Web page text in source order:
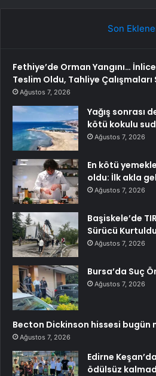
Son
Fethiye’de Orman Yangını…
Teslim Oldu, Tahliye Çalışmaları
Ağustos 7, 2026
Yağış sonrası
kötü kokulu
Ağustos 7, 2026
En kötü
oldu: İlk akla
Ağustos 7, 2026
Başiskele’de
Sürücü Kurtuldu
Ağustos 7, 2026
Bursa’da Suç
Ağustos 7, 2026
Becton Dickinson hissesi bugün
Ağustos 7, 2026
Edirne
ödülsüz